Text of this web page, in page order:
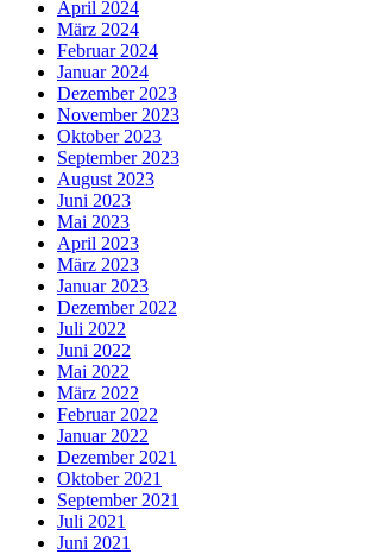
April 2024
März 2024
Februar 2024
Januar 2024
Dezember 2023
November 2023
Oktober 2023
September 2023
August 2023
Juni 2023
Mai 2023
April 2023
März 2023
Januar 2023
Dezember 2022
Juli 2022
Juni 2022
Mai 2022
März 2022
Februar 2022
Januar 2022
Dezember 2021
Oktober 2021
September 2021
Juli 2021
Juni 2021